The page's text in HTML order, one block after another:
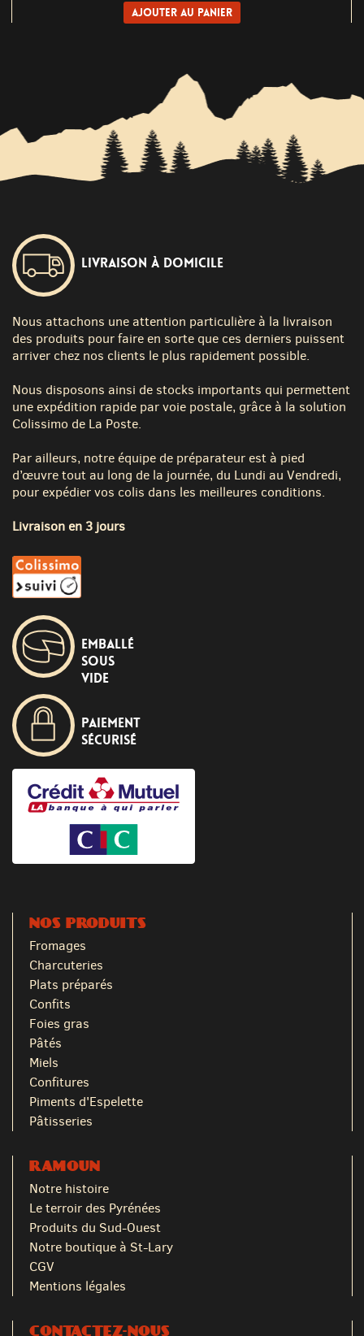
Ajouter au panier
Livraison à domicile
Nous attachons une attention particulière à la livraison
des produits pour faire en sorte que ces derniers puissent
arriver chez nos clients le plus rapidement possible.
Nous disposons ainsi de stocks importants qui permettent
une expédition rapide par voie postale, grâce à la solution
Colissimo de La Poste.
Par ailleurs, notre équipe de préparateur est à pied
d’œuvre tout au long de la journée, du Lundi au Vendredi,
pour expédier vos colis dans les meilleures conditions.
Livraison en 3 jours
Emballé
sous
vide
Paiement
sécurisé
NOS PRODUITS
Fromages
Charcuteries
Plats préparés
Confits
Foies gras
Pâtés
Miels
Confitures
Piments d'Espelette
Pâtisseries
RAMOUN
Notre histoire
Le terroir des Pyrénées
Produits du Sud-Ouest
Notre boutique à St-Lary
CGV
Mentions légales
CONTACTEZ-NOUS